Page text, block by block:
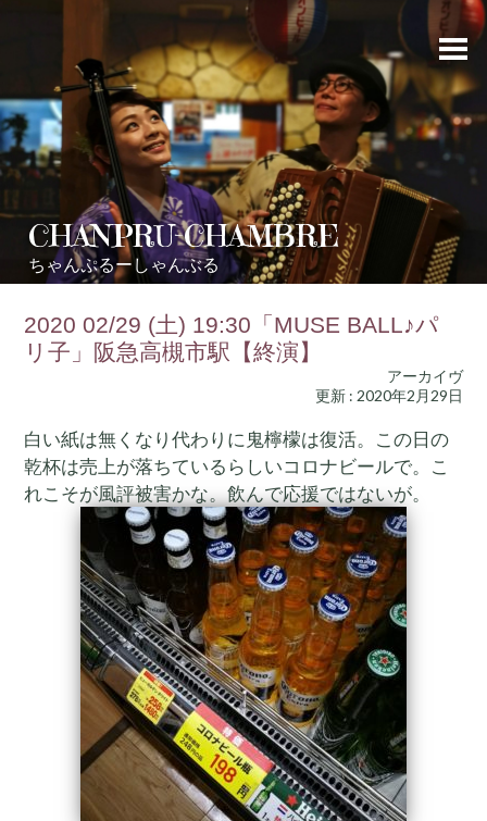
CHANPRU-CHAMBRE
ちゃんぷるーしゃんぶる
2020 02/29 (土) 19:30「MUSE BALL♪パ
リ子」阪急高槻市駅【終演】
アーカイヴ
更新 : 2020年2月29日
白い紙は無くなり代わりに鬼檸檬は復活。この日の
乾杯は売上が落ちているらしいコロナビールで。こ
れこそが風評被害かな。飲んで応援ではないが。